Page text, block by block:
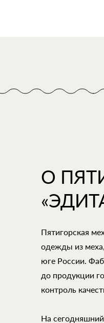
О
Пятигорская
одежды из
юге России.
до продукции
контроль
На